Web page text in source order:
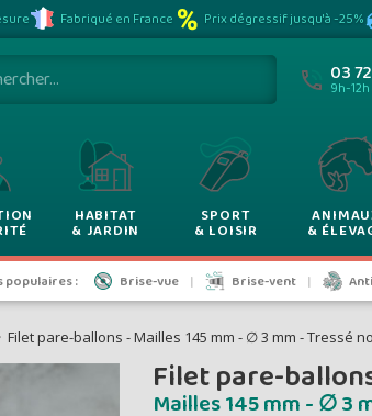
et
-5% à
Plus vous
moins
Fabriqué en France Prix dégressif jusqu'à -25%
03
9h-
HABITAT
& JARDIN
SPORT
& LOISIR &
populaires : Brise-vue Brise-vent
Filet pare-ballons - Mailles 145 mm - ∅ 3 mm - Tressé
Filet pare-
Mailles 145 mm - ∅ 3